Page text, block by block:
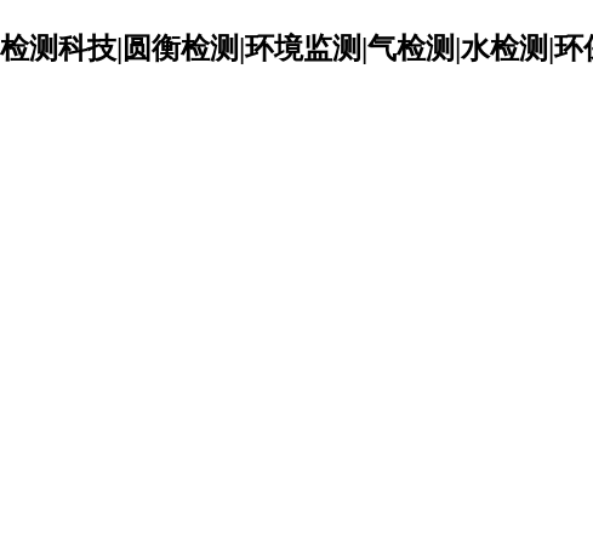
测科技|圆衡检测|环境监测|气检测|水检测|环